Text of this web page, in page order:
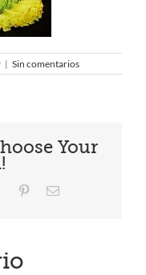
| Sin comentarios
Your
Tumblr PinterestCorreo